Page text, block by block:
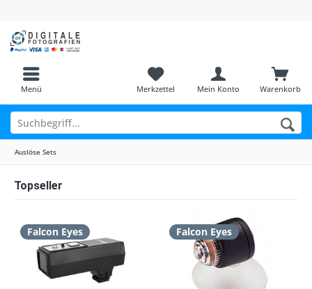
Menü Warenkorb
Merkzettel Mein Konto
Auslöse Sets
Topseller
Falcon Eyes Falcon Eyes